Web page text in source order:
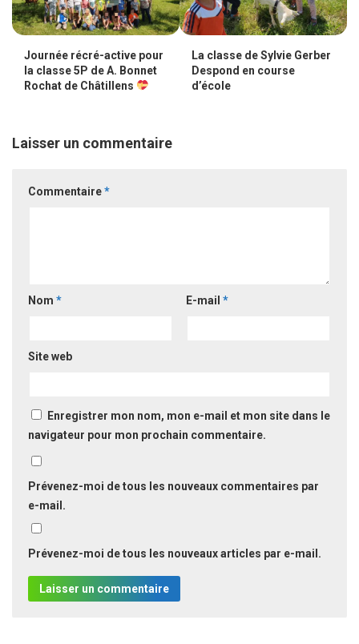
Journée récré-active pour
la classe 5P de A. Bonnet
Rochat de Châtillens
La classe de Sylvie Gerber
Despond en course
d’école
Laisser un commentaire
Commentaire*
Nom * E-mail *
Site web
Enregistrer mon nom, mon e-mail et mon site dans le
navigateur pour mon prochain commentaire.
Prévenez-moi de tous les nouveaux commentaires par
e-mail.
Prévenez-moi de tous les nouveaux articles par e-mail.